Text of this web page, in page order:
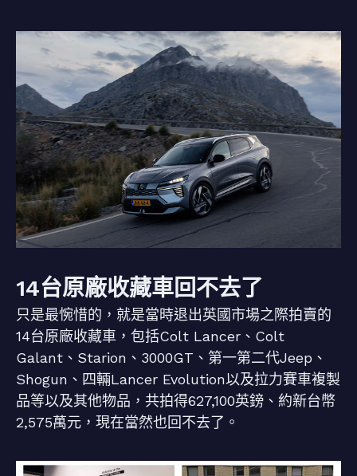
14台原廠收藏車回不去了
只是最惋惜的，就是當時退出英國市場之際拍賣的
14台原廠收藏車，包括Colt Lancer、Colt
Galant、Starion、3000GT、第一第二代Jeep、
Shogun、四輛Lancer Evolution以及拉力賽車複製
品等以及其他物品，共拍得627,100英鎊、約新台幣
2,575萬元，現在當然也回不去了。